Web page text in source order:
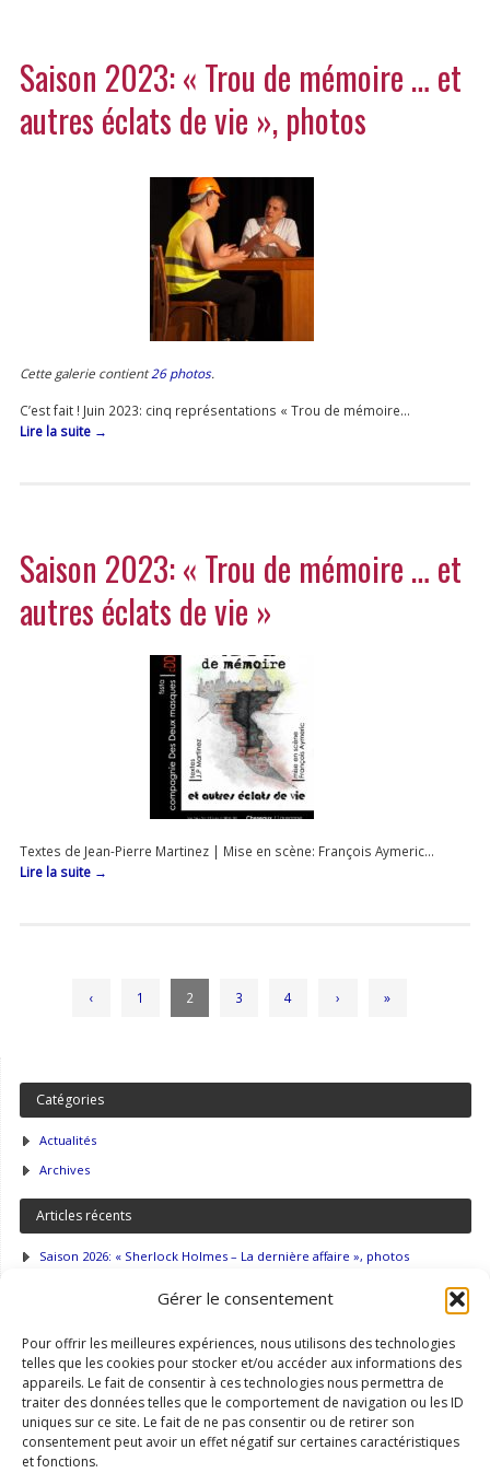
Gérer le consentement
Pour offrir les meilleures expériences, nous utilisons des technologies
telles que les cookies pour stocker et/ou accéder aux informations des
appareils. Le fait de consentir à ces technologies nous permettra de
traiter des données telles que le comportement de navigation ou les ID
uniques sur ce site. Le fait de ne pas consentir ou de retirer son
consentement peut avoir un effet négatif sur certaines caractéristiques
et fonctions.
Saison 2023: « Trou de mémoire … et
autres éclats de vie », photos
Cette galerie contient26 photos.
C’est fait ! Juin 2023: cinq représentations « Trou de mémoire…
Lire la suite →
Saison 2023: « Trou de mémoire … et
autres éclats de vie »
Textes de Jean-Pierre Martinez | Mise en scène: François Aymeric…
Lire la suite →
‹ 1 2 3 4 › »
Catégories
Actualités
Archives
Articles récents
Saison 2026: « Sherlock Holmes – La dernière affaire », photos
Accès
Intranet
Newsletter
Plan du site